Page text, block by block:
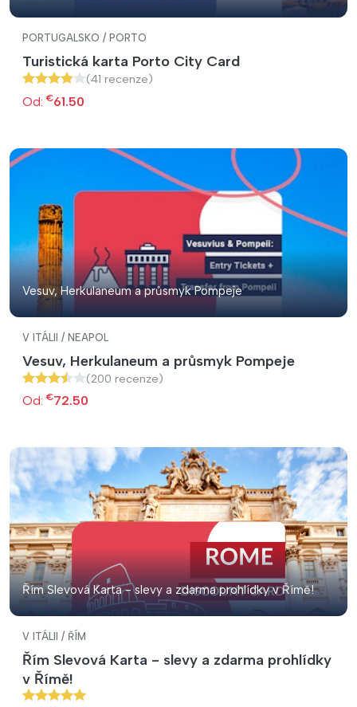
PORTUGALSKO / PORTO
Turistická karta Porto City Card
(41 recenze)
Od: €61.50
Vesuv, Herkulaneum a průsmyk Pompeje
V ITÁLII / NEAPOL
Vesuv, Herkulaneum a průsmyk Pompeje
(200 recenze)
Od: €72.50
Řím Slevová Karta - slevy a zdarma prohlídky v Římě!
V ITÁLII / ŘÍM
Řím Slevová Karta - slevy a zdarma prohlídky
v Římě!